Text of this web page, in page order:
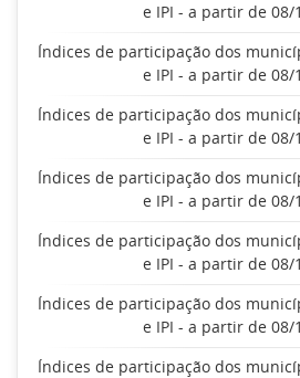
e IPI - a partir de 08/
Índices de participação dos
e IPI - a partir de 08/
Índices de participação dos
e IPI - a partir de 08/
Índices de participação dos
e IPI - a partir de 08/
Índices de participação dos
e IPI - a partir de 08/
Índices de participação dos
e IPI - a partir de 08/
Índices de participação dos